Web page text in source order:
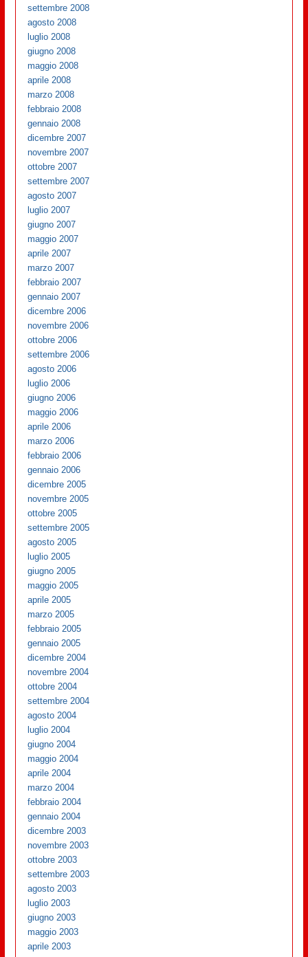
settembre 2008
agosto 2008
luglio 2008
giugno 2008
maggio 2008
aprile 2008
marzo 2008
febbraio 2008
gennaio 2008
dicembre 2007
novembre 2007
ottobre 2007
settembre 2007
agosto 2007
luglio 2007
giugno 2007
maggio 2007
aprile 2007
marzo 2007
febbraio 2007
gennaio 2007
dicembre 2006
novembre 2006
ottobre 2006
settembre 2006
agosto 2006
luglio 2006
giugno 2006
maggio 2006
aprile 2006
marzo 2006
febbraio 2006
gennaio 2006
dicembre 2005
novembre 2005
ottobre 2005
settembre 2005
agosto 2005
luglio 2005
giugno 2005
maggio 2005
aprile 2005
marzo 2005
febbraio 2005
gennaio 2005
dicembre 2004
novembre 2004
ottobre 2004
settembre 2004
agosto 2004
luglio 2004
giugno 2004
maggio 2004
aprile 2004
marzo 2004
febbraio 2004
gennaio 2004
dicembre 2003
novembre 2003
ottobre 2003
settembre 2003
agosto 2003
luglio 2003
giugno 2003
maggio 2003
aprile 2003